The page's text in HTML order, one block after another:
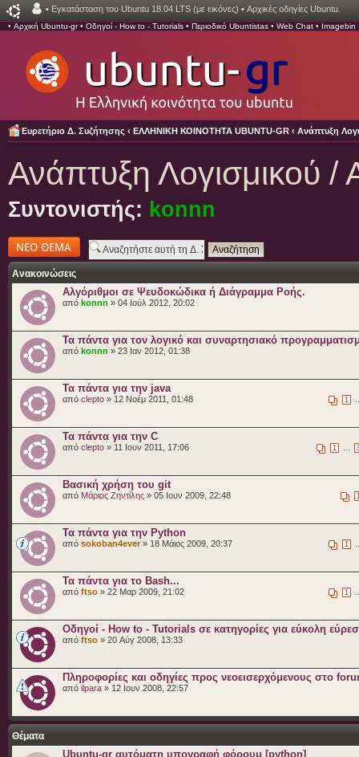
• Εγκατάσταση του Ubuntu 18.04 LTS (με εικόνες) • Αρχικές οδηγίες Ubuntu.
• Αρχική Ubuntu-gr• Οδηγοί - How to - Tutorials • Περιοδικό Ubuntistas • Web Chat • Imagebin
Ευρετήριο Δ. Συζήτησης ‹ ΕΛΛΗΝΙΚΗ ΚΟΙΝΟΤΗΤΑ UBUNTU-GR ‹ Ανάπτυξη
Ανάπτυξη Λογισμικού /
Συντονιστής: konnn
Δημιουργία νέου
θέματος
Ανακοινώσεις
Αλγόριθμοι σε Ψευδοκώδικα ή Διάγραμμα Ροής.
από konnn » 04 Ιούλ 2012, 20:02
Τα πάντα για τον λογικό και συναρτησιακό
από konnn » 23 Ιαν 2012, 01:38
Τα πάντα για την java
1
από clepto » 12 Νοέμ 2011, 01:48
Τα πάντα για την C
1
από clepto » 11 Ιουν 2011, 17:06
Βασική χρήση του git
από Μάριος Ζηντίλης » 05 Ιουν 2009, 22:48
Τα πάντα για την Python
1
από sokoban4ever » 18 Μάιος 2009, 20:37
Τα πάντα για το Bash...
1
από ftso » 22 Μαρ 2009, 21:02
Οδηγοί - How to - Tutorials σε κατηγορίες για εύκολη
από ftso » 20 Αύγ 2008, 13:33
Πληροφορίες και οδηγίες προς νεοεισερχόμενους στο
από ilpara » 12 Ιουν 2008, 22:57
Θέματα
Ubuntu-gr αυτόματη υπογραφή φόρουμ [python]